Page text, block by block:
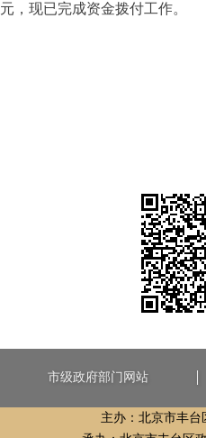
元，现已完成资金拨付工作。
市级政府部门网站
主办：北京市丰台